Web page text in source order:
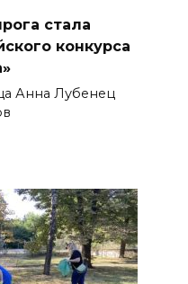
стала
конкурса
Анна Лубенец